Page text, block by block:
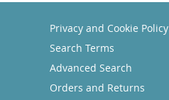
Privacy and Cookie Policy
Search Terms
Advanced Search
Orders and Returns